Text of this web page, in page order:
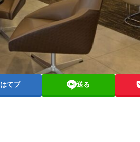
はてブ 送る